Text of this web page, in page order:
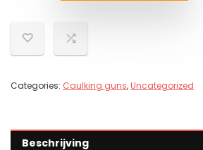
Categories: Caulking guns,Uncategorized
Beschrijving